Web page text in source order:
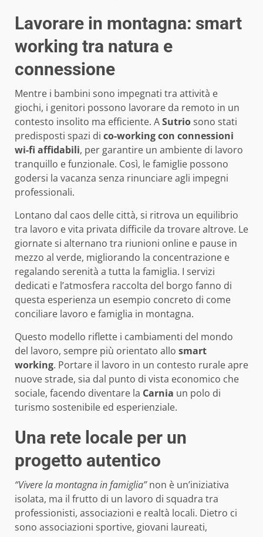
Lavorare in montagna: smart
working tra natura e
connessione
Mentre i bambini sono impegnati tra attività e
giochi, i genitori possono lavorare da remoto in un
contesto insolito ma efficiente. ASutriosono stati
predisposti spazi di co-working con connessioni
wi-fi affidabili, per garantire un ambiente di lavoro
tranquillo e funzionale. Così, le famiglie possono
godersi la vacanza senza rinunciare agli impegni
professionali.
Lontano dal caos delle città, si ritrova un equilibrio
tra lavoro e vita privata difficile da trovare altrove. Le
giornate si alternano tra riunioni online e pause in
mezzo al verde, migliorando la concentrazione e
regalando serenità a tutta la famiglia. I servizi
dedicati e l’atmosfera raccolta del borgo fanno di
questa esperienza un esempio concreto di come
conciliare lavoro e famiglia in montagna.
Questo modello riflette i cambiamenti del mondo
del lavoro, sempre più orientato allo smart
working. Portare il lavoro in un contesto rurale apre
nuove strade, sia dal punto di vista economico che
sociale, facendo diventare la Carnia un polo di
turismo sostenibile ed esperienziale.
Una rete locale per un
progetto autentico
“Vivere la montagna in famiglia”non è un’iniziativa
isolata, ma il frutto di un lavoro di squadra tra
professionisti, associazioni e realtà locali. Dietro ci
sono associazioni sportive, giovani laureati,